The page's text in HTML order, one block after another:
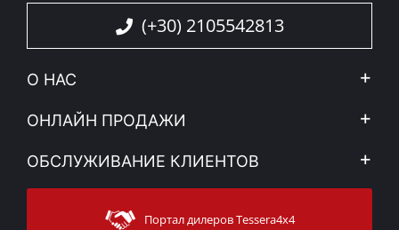
(+30) 2105542813
О НАС
Компания
Новости
Sitemap
ОНЛАЙН ПРОДАЖИ
Mой Aккаунт
Методы доставки
ОБСЛУЖИВАНИЕ КЛИЕНТОВ
Связаться с
Поддержка клиентовПортал дилеров Tessera4x4